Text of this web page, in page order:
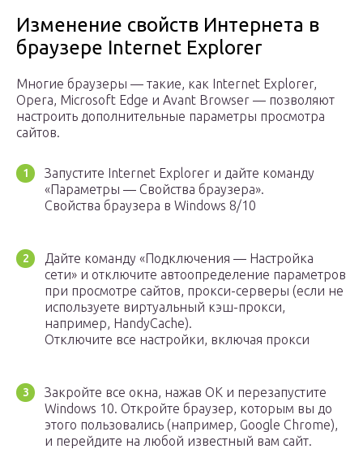
Изменение свойств Интернета в
браузере Internet Explorer
Многие браузеры — такие, как Internet Explorer,
Opera, Microsoft Edge и Avant Browser — позволяют
настроить дополнительные параметры просмотра
сайтов.
Запустите Internet Explorer и дайте команду
«Параметры — Свойства браузера».
Свойства браузера в Windows 8/10
Дайте команду «Подключения — Настройка
сети» и отключите автоопределение параметров
при просмотре сайтов, прокси-серверы (если не
используете виртуальный кэш-прокси,
например, HandyCache).
Отключите все настройки, включая прокси
Закройте все окна, нажав OK и перезапустите
Windows 10. Откройте браузер, которым вы до
этого пользовались (например, Google Chrome),
и перейдите на любой известный вам сайт.